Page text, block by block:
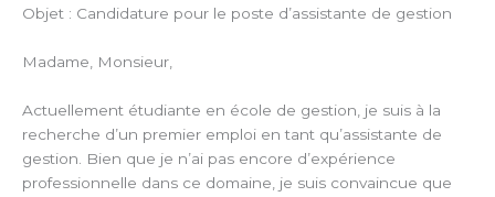
Objet : Candidature pour le poste d’assistante de gestion
Madame, Monsieur,
Actuellement étudiante en école de gestion, je suis à la
recherche d’un premier emploi en tant qu’assistante de
gestion. Bien que je n’ai pas encore d’expérience
professionnelle dans ce domaine, je suis convaincue que